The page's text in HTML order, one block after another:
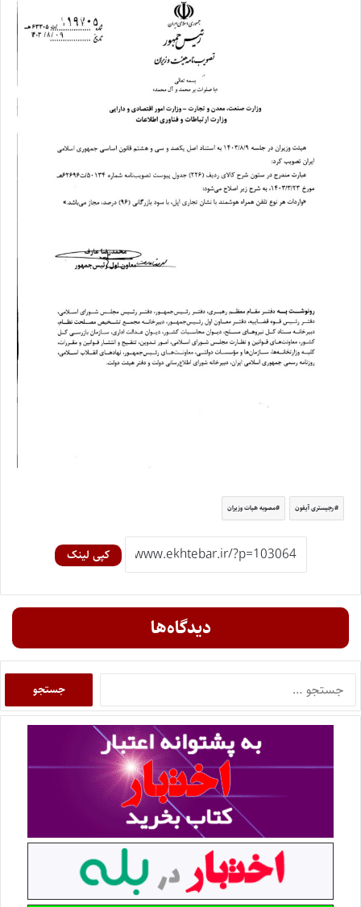
رجیستری آیفون مصوبه هیات وزیران
کپی لینک
دیدگاه‌ها